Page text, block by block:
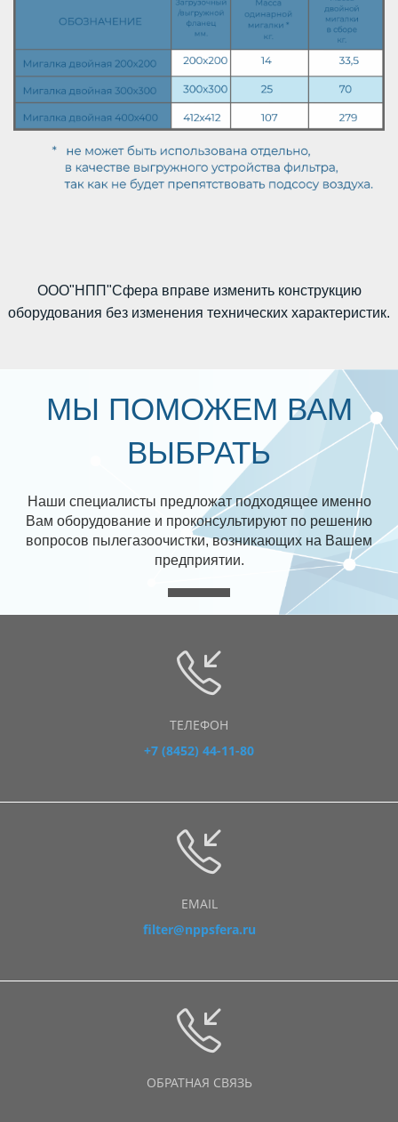
ООО"НПП"Сфера вправе изменить конструкцию
оборудования без изменения технических характеристик.
МЫ ПОМОЖЕМ ВАМ
ВЫБРАТЬ
Наши специалисты предложат подходящее именно
Вам оборудование и проконсультируют по решению
вопросов пылегазоочистки, возникающих на Вашем
предприятии.
ТЕЛЕФОН
+7 (8452) 44-11-80
EMAIL
filter@nppsfera.ru
ОБРАТНАЯ СВЯЗЬ